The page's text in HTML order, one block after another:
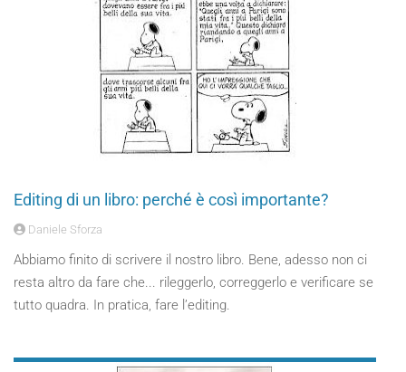
Editing di un libro: perché è così importante?
Daniele Sforza
Abbiamo finito di scrivere il nostro libro. Bene, adesso non ci
resta altro da fare che... rileggerlo, correggerlo e verificare se
tutto quadra. In pratica, fare l’editing.